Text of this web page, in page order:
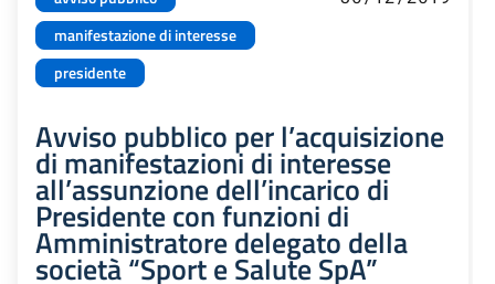
manifestazione di interesse
presidente
Avviso pubblico per l’acquisizione
di manifestazioni di interesse
all’assunzione dell’incarico di
Presidente con funzioni di
Amministratore delegato della
società “Sport e Salute SpA”